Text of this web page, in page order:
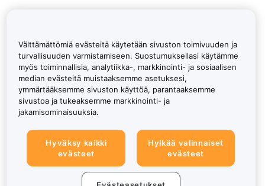
Välttämättömiä evästeitä käytetään sivuston toimivuuden ja
turvallisuuden varmistamiseen. Suostumuksellasi käytämme
myös toiminnallisia, analytiikka-, markkinointi- ja sosiaalisen
median evästeitä muistaaksemme asetuksesi,
ymmärtääksemme sivuston käyttöä, parantaaksemme
sivustoa ja tukeaksemme markkinointi- ja
jakamisominaisuuksia.
Hyväksy kaikki
evästeet
Hylkää valinnaiset
evästeet